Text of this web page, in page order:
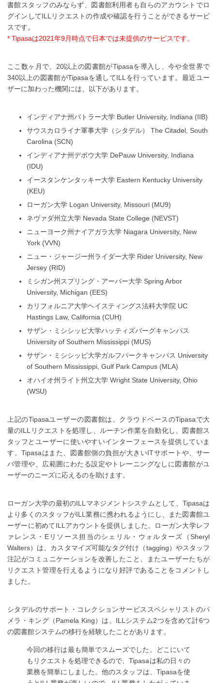
書館スタッフのみならず、図書館利用者も自らのアカウントでロ
グインしてILLリクエストの作成や確認を行うことができるサービ
スです。
* Tipasaは2021年9月時点で日本では未提供のサービスです。
ここ数ヶ月で、20以上の図書館がTipasaを導入し、今や全世界で
340以上の図書館がTipasaを通してILLを行っています。最近ユー
ザーに加わった機関には、以下があります。
インディアナ州バトラー大学 Butler University, Indiana (IIB)
サウスカロライナ軍事大学（シタデル） The Citadel, South
Carolina (SCN)
インディアナ州デポウ大学 DePauw University, Indiana
(IDU)
イースタンケンタッキー大学 Eastern Kentucky University
(KEU)
ローガン大学 Logan University, Missouri (MU9)
ネヴァダ州立大学 Nevada State College (NEVST)
ニューヨーク州ナイアガラ大学 Niagara University, New
York (VVN)
ニュー・ジャージー州ライダー大学 Rider University, New
Jersey (RID)
ミシガン州スプリング・アーバー大学 Spring Arbor
University, Michigan (EES)
カリフォルニア大学ヘイスティングス法科大学院 UC
Hastings Law, California (CUH)
サザン・ミシシッピ大学ハッティズバーグキャンパス
University of Southern Mississippi (MUS)
サザン・ミシシッピ大学ガルフパークキャンパス University
of Southern Mississippi, Gulf Park Campus (MLA)
オハイオ州ライト州立大学 Wright State University, Ohio
(WSU)
上記のTipasaユーザーの図書館は、クラウドベースのTipasaで大
量のILLリクエストを処理し、ルーチン作業を自動化し、図書館ス
タッフとユーザーに使いやすいインターフェースを提供していま
す。Tipasaはまた、図書館側の負担が大きいITサポートや、サー
バ管理や、広範囲にわたる設定やトレーニングなしに図書館がユ
ーザーのニーズに応えるのを助けます。
ローガン大学の最初のILLマネジメントシステムとして、Tipasaは
より多くのスタッフがILL業務に携われるようにし、また図書館ユ
ーザーに初めてILLアカウントを提供しました。ローガン大学レフ
ァレンス・Eリソース担当のシェリル・ウォルターズ（Sheryl
Walters）は、カスタマイズ可能なタグ付け（tagging）やスタッフ
注記がコミュニケーションを改善したこと、またユーザーたちが
リクエスト管理を行えるようになり好評であることをコメントし
ました。
シタデルのサポート・コレクションサービススペシャリストのパ
メラ・キング（Pamela King）は、ILLシステム2つを含めて計6つ
の図書館システムの移行を経験したことがあります。
今回の移行は最も簡単でスムーズでした。どこにいて
もリクエストを処理できるので、Tipasaは私の日々の
業務を簡単にしました。他のスタッフは、Tipasaを使